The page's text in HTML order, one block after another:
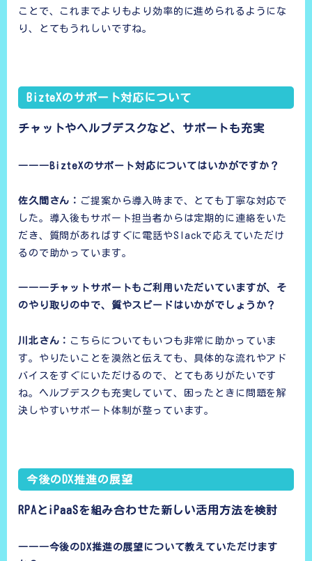
ことで、これまでよりもより効率的に進められるようにな
り、とてもうれしいですね。
BizteXのサポート対応について
チャットやヘルプデスクなど、サポートも充実
―――BizteXのサポート対応についてはいかがですか？
佐久間さん： ご提案から導入時まで、とても丁寧な対応で
した。導入後もサポート担当者からは定期的に連絡をいた
だき、質問があればすぐに電話やSlackで応えていただけ
るので助かっています。
―――チャットサポートもご利用いただいていますが、そ
のやり取りの中で、質やスピードはいかがでしょうか？
川北さん： こちらについてもいつも非常に助かっていま
す。やりたいことを漠然と伝えても、具体的な流れやアド
バイスをすぐにいただけるので、とてもありがたいです
ね。ヘルプデスクも充実していて、困ったときに問題を解
決しやすいサポート体制が整っています。
今後のDX推進の展望
RPAとiPaaSを組み合わせた新しい活用方法を検討
―――今後のDX推進の展望について教えていただけます